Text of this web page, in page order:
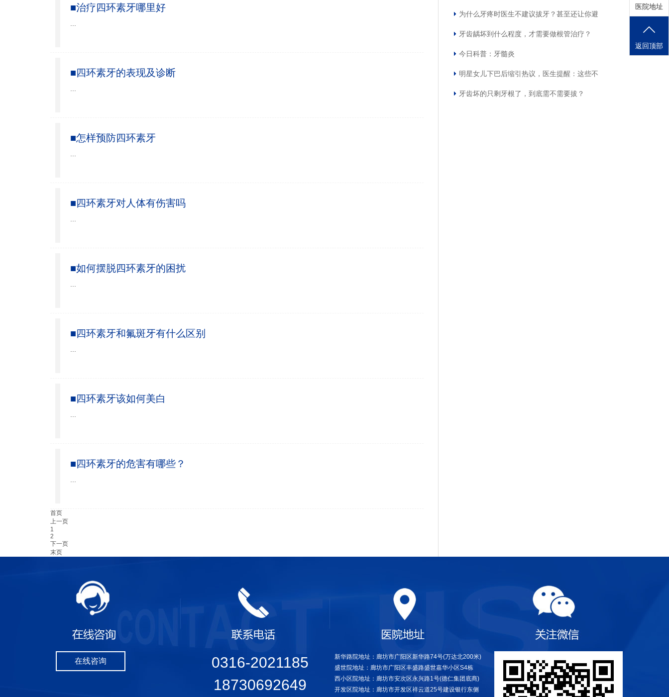
医院地址
返回顶部
■治疗四环素牙哪里好
■四环素牙的表现及诊断
■怎样预防四环素牙
■四环素牙对人体有伤害吗
■如何摆脱四环素牙的困扰
■四环素牙和氟斑牙有什么区别
■四环素牙该如何美白
■四环素牙的危害有哪些？
首页
上一页
1
2
下一页
末页
为什么牙疼时医生不建议拔牙？甚至还让你避
牙齿龋坏到什么程度，才需要做根管治疗？
今日科普：牙髓炎
明星女儿下巴后缩引热议，医生提醒：这些不
牙齿坏的只剩牙根了，到底需不需要拔？
在线咨询 0316-2021185
18730692649
新华路院地址：廊坊市广阳区新华路74号(万达北200米)
盛世院地址：廊坊市广阳区丰盛路盛世嘉华小区S4栋
西小区院地址：廊坊市安次区永兴路1号(德仁集团底商)
开发区院地址：廊坊市开发区祥云道25号建设银行东侧